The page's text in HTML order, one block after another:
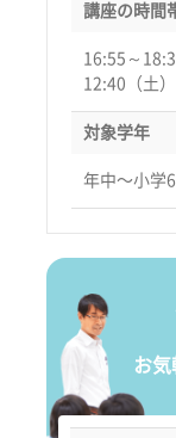
講座の時間
16:55～
12:40（土
対象学年
年中〜小学
お